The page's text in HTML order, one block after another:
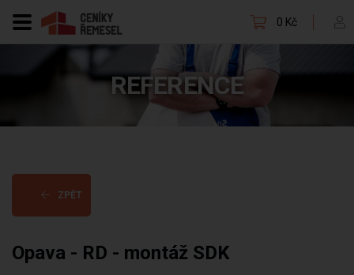
0 Kč
REFERENCE
ZPĚT
Opava - RD - montáž SDK